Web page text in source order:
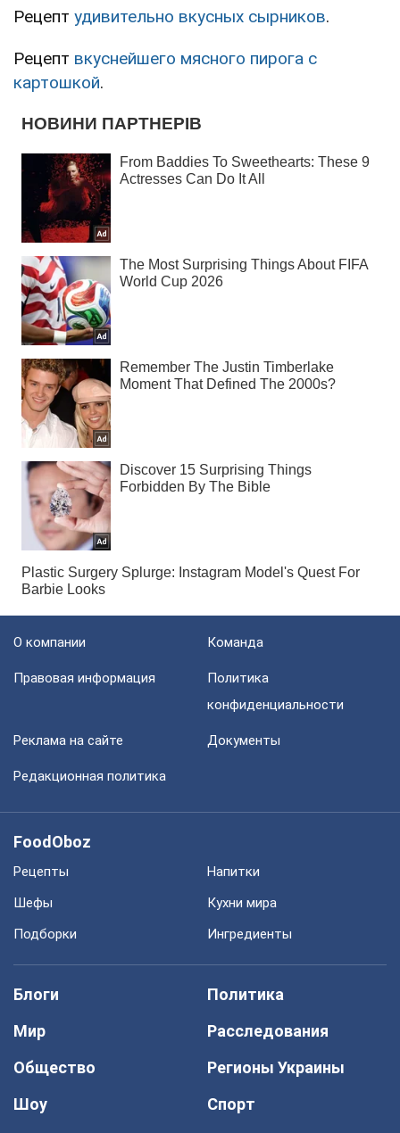
Рецепт удивительно вкусных сырников.
Рецепт вкуснейшего мясного пирога с
картошкой.
О компании Команда
Правовая информация
Политика
конфиденциальности
Реклама на сайте Документы
Редакционная политика
FoodOboz
Рецепты
Напитки
Шефы
Кухни мира
Подборки
Ингредиенты
Блоги
Политика
Мир
Расследования
Общество
Регионы Украины
Шоу
Спорт